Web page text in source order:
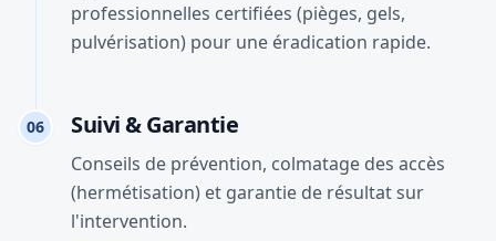
professionnelles certifiées (pièges, gels,
pulvérisation) pour une éradication rapide.
06 Suivi & Garantie
Conseils de prévention, colmatage des accès
(hermétisation) et garantie de résultat sur
l'intervention.